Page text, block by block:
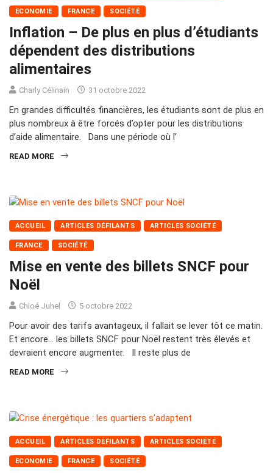
ECONOMIE FRANCE SOCIÉTÉ
Inflation – De plus en plus d’étudiants
dépendent des distributions
alimentaires
Charly Célinain 31 octobre 2022
En grandes difficultés financières, les étudiants sont de plus en
plus nombreux à être forcés d’opter pour les distributions
d’aide alimentaire. Dans une période où l’
READ MORE
ACCUEIL ARTICLES DÉFILANTS ARTICLES SOCIÉTÉ
FRANCE SOCIÉTÉ
Mise en vente des billets SNCF pour
Noël
Chloé Juhel 5 octobre 2022
Pour avoir des tarifs avantageux, il fallait se lever tôt ce matin.
Et encore… les billets SNCF pour Noël restent très élevés et
devraient encore augmenter. Il reste plus de
READ MORE
ACCUEIL ARTICLES DÉFILANTS ARTICLES SOCIÉTÉ
ECONOMIE FRANCE SOCIÉTÉ